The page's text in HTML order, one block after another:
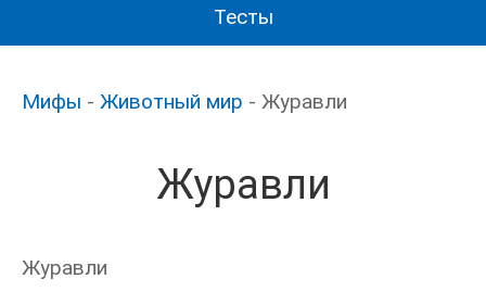
Тесты
Мифы - Животный мир - Журавли
Журавли
Журавли